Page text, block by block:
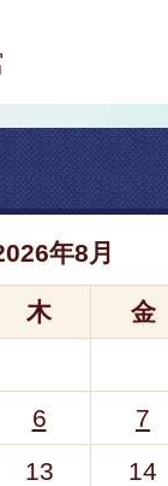
年8月
木 金
6
7
13
14